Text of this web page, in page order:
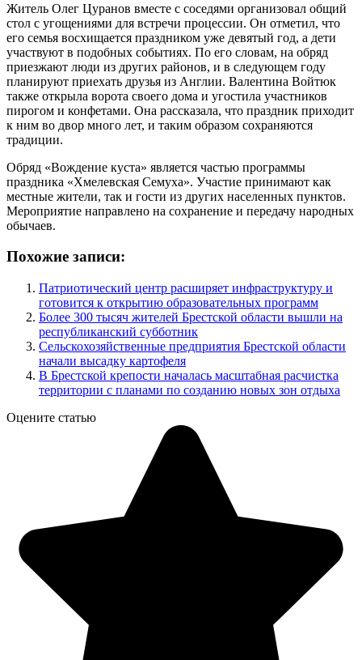
Житель Олег Цуранов вместе с соседями организовал общий
стол с угощениями для встречи процессии. Он отметил, что
его семья восхищается праздником уже девятый год, а дети
участвуют в подобных событиях. По его словам, на обряд
приезжают люди из других районов, и в следующем году
планируют приехать друзья из Англии. Валентина Войтюк
также открыла ворота своего дома и угостила участников
пирогом и конфетами. Она рассказала, что праздник приходит
к ним во двор много лет, и таким образом сохраняются
традиции.
Обряд «Вождение куста» является частью программы
праздника «Хмелевская Семуха». Участие принимают как
местные жители, так и гости из других населенных пунктов.
Мероприятие направлено на сохранение и передачу народных
обычаев.
Похожие записи:
Патриотический центр расширяет инфраструктуру и
готовится к открытию образовательных программ
Более 300 тысяч жителей Брестской области вышли на
республиканский субботник
Сельскохозяйственные предприятия Брестской области
начали высадку картофеля
В Брестской крепости началась масштабная расчистка
территории с планами по созданию новых зон отдыха
Оцените статью